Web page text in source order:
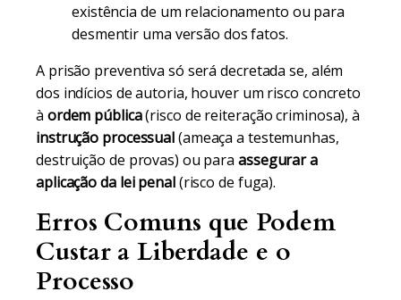
existência de um relacionamento ou para
desmentir uma versão dos fatos.
A prisão preventiva só será decretada se, além
dos indícios de autoria, houver um risco concreto
à ordem pública(risco de reiteração criminosa), à
instrução processual(ameaça a testemunhas,
destruição de provas) ou para assegurar a
aplicação da lei penal(risco de fuga).
Erros Comuns que Podem
Custar a Liberdade e o
Processo